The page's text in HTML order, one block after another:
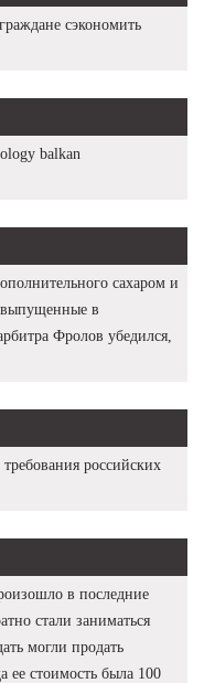
сэкономить
balkan
сахаром и
выпущенные в
Фролов убедился,
российских
в последние
стали заниматься
могли продать
ее стоимость была 100